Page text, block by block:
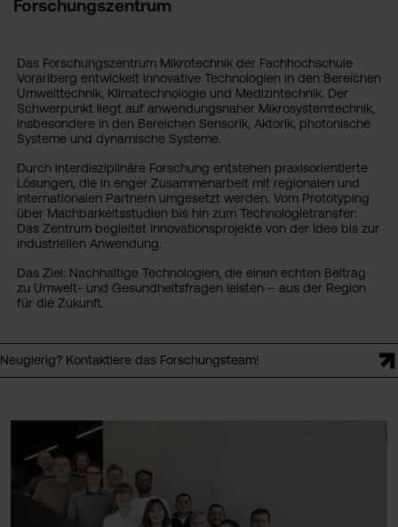
Forschungszentrum
Das Forschungszentrum Mikrotechnik der Fachhochschule
Vorarlberg entwickelt innovative Technologien in den Bereichen
Umwelttechnik, Klimatechnologie und Medizintechnik. Der
Schwerpunkt liegt auf anwendungsnaher Mikrosystemtechnik,
insbesondere in den Bereichen Sensorik, Aktorik, photonische
Systeme und dynamische Systeme.
Durch interdisziplinäre Forschung entstehen praxisorientierte
Lösungen, die in enger Zusammenarbeit mit regionalen und
internationalen Partnern umgesetzt werden. Vom Prototyping
über Machbarkeitsstudien bis hin zum Technologietransfer:
Das Zentrum begleitet Innovationsprojekte von der Idee bis zur
industriellen Anwendung.
Das Ziel: Nachhaltige Technologien, die einen echten Beitrag
zu Umwelt- und Gesundheitsfragen leisten – aus der Region
für die Zukunft.
Neugierig? Kontaktiere das Forschungsteam!